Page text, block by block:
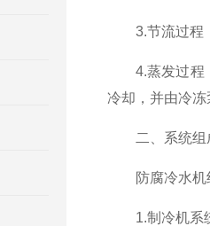
3.节流过程：
4.蒸发过程：
冷却，并由冷
二、系统组
防腐冷水机
1.制冷机系统